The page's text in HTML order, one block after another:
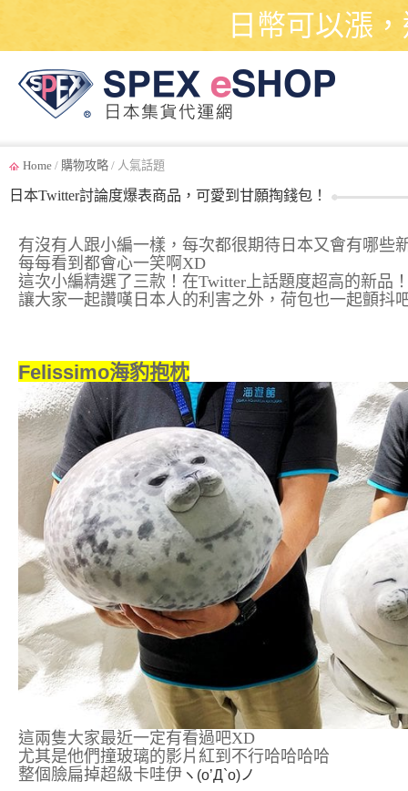
日幣可以漲
Home / 購物攻略 / 人氣話題
日本Twitter討論度爆表商品，可愛到甘願掏錢包！
有沒有人跟小編一樣，每次都很期待日本又會有哪些
每每看到都會心一笑啊XD
這次小編精選了三款！在Twitter上話題度超高的新品
讓大家一起讚嘆日本人的利害之外，荷包也一起顫抖
Felissimo海豹抱枕
這兩隻大家最近一定有看過吧XD
尤其是他們撞玻璃的影片紅到不行哈哈哈哈
整個臉扁掉超級卡哇伊 ヽ(o’Д`o)ノ